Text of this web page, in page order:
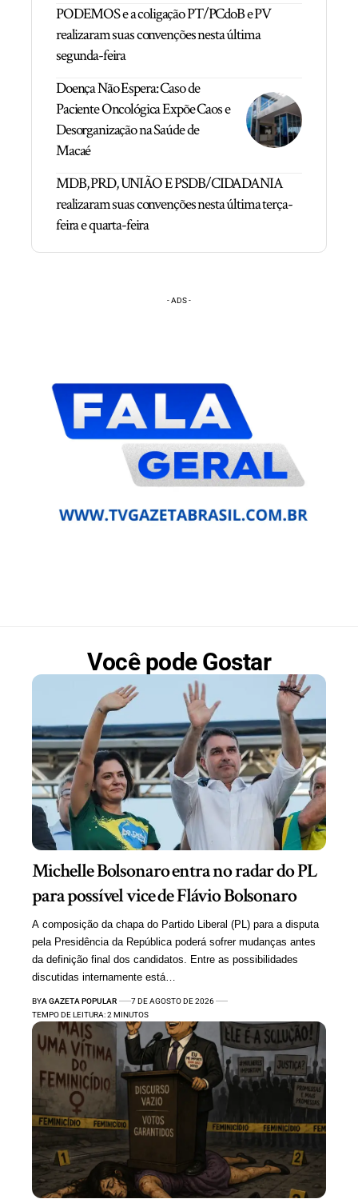
PODEMOS e a coligação PT/PCdoB e PV
realizaram suas convenções nesta última
segunda-feira
Doença Não Espera: Caso de
Paciente Oncológica Expõe Caos e
Desorganização na Saúde de
Macaé
MDB, PRD, UNIÃO E PSDB/CIDADANIA
realizaram suas convenções nesta última terça-
feira e quarta-feira
- ADS -
Você pode Gostar
Michelle Bolsonaro entra no radar do PL
para possível vice de Flávio Bolsonaro
A composição da chapa do Partido Liberal (PL) para a disputa
pela Presidência da República poderá sofrer mudanças antes
da definição final dos candidatos. Entre as possibilidades
discutidas internamente está…
BYA GAZETA POPULAR
7 DE AGOSTO DE 2026
TEMPO DE LEITURA: 2 MINUTOS